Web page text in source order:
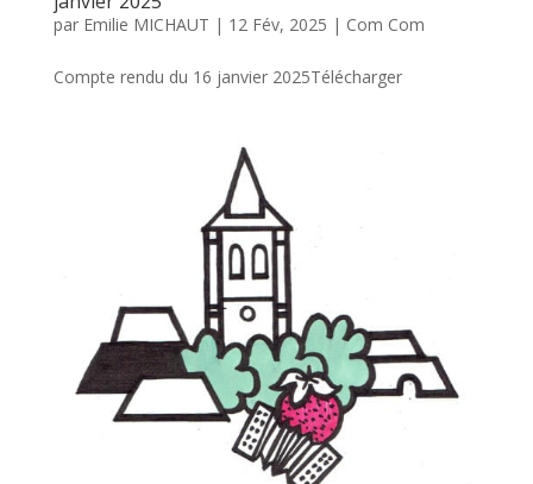
par Emilie MICHAUT | 12 Fév, 2025 | Com Com
Compte rendu du 16 janvier 2025Télécharger